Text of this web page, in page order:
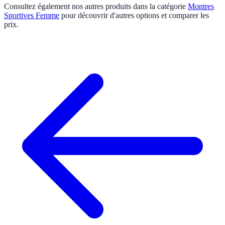
Consultez également nos autres produits dans la catégorie Montres
Sportives Femme pour découvrir d'autres options et comparer les
prix.